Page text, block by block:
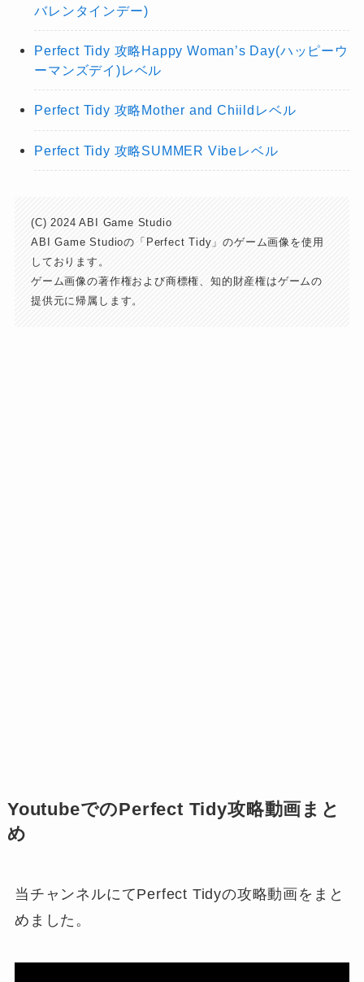
バレンタインデー)
Perfect Tidy 攻略Happy Woman’s Day(ハッピーウ
ーマンズデイ)レベル
Perfect Tidy 攻略Mother and Chiildレベル
Perfect Tidy 攻略SUMMER Vibeレベル
(C) 2024 ABI Game Studio
ABI Game Studioの「Perfect Tidy」のゲーム画像を使用
しております。
ゲーム画像の著作権および商標権、知的財産権はゲームの
提供元に帰属します。
YoutubeでのPerfect Tidy攻略動画まと
め
当チャンネルにてPerfect Tidyの攻略動画をまと
めました。